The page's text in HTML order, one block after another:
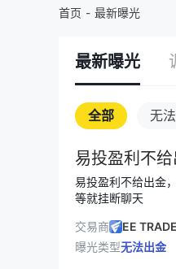
首页 - 最新曝光
最新曝光
全部 无
易投盈利不
易投盈利不给出金
等就挂断聊天
交易商
EE
曝光类型无法出金